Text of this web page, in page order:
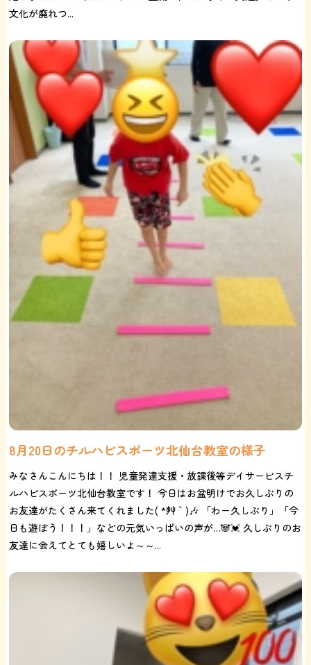
文化が廃れつ...
8月20日のチルハピスポーツ北仙台教室の様子
みなさんこんにちは！！ 児童発達支援・放課後等デイサービスチ
ルハピスポーツ北仙台教室です！ 今日はお盆明けでお久しぶりの
お友達がたくさん来てくれました( *´艸｀)🎶 「わー久しぶり」「今
日も遊ぼう！！！」などの元気いっぱいの声が…🐼💓 久しぶりのお
友達に会えてとても嬉しいよ～～...